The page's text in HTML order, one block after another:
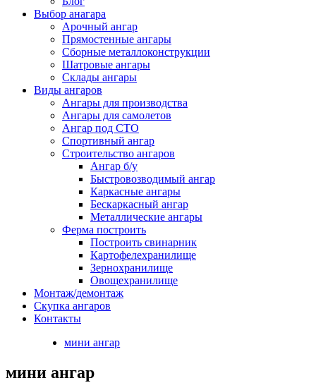
Выбор анагара
Арочный ангар
Прямостенные ангары
Сборные металлоконструкции
Шатровые ангары
Склады ангары
Виды ангаров
Ангары для производства
Ангары для самолетов
Ангар под СТО
Спортивный ангар
Строительство ангаров
Ангар б/у
Быстровозводимый ангар
Каркасные ангары
Бескаркасный ангар
Металлические ангары
Ферма построить
Построить свинарник
Картофелехранилище
Зернохранилище
Овощехранилище
Монтаж/демонтаж
Скупка ангаров
Контакты
мини ангар
мини ангар